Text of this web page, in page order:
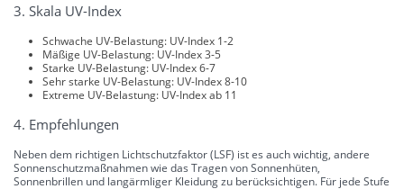
3. Skala UV-Index
Schwache UV-Belastung: UV-Index 1-2
Mäßige UV-Belastung: UV-Index 3-5
Starke UV-Belastung: UV-Index 6-7
Sehr starke UV-Belastung: UV-Index 8-10
Extreme UV-Belastung: UV-Index ab 11
4. Empfehlungen
Neben dem richtigen Lichtschutzfaktor (LSF) ist es auch wichtig, andere
Sonnenschutzmaßnahmen wie das Tragen von Sonnenhüten,
Sonnenbrillen und langärmliger Kleidung zu berücksichtigen. Für jede Stufe